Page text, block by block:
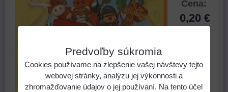
Cena:
0,20 €
Predvoľby súkromia
Cookies používame na zlepšenie vašej návštevy tejto
webovej stránky, analýzu jej výkonnosti a
zhromažďovanie údajov o jej používaní. Na tento účel